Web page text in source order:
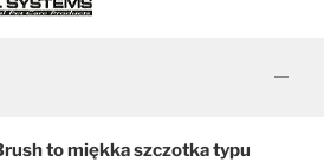
to miękka szczotka typu